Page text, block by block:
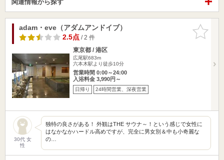
関連情報から探す
お気に入
りに追加
adam・eve（アダムアンドイブ）
2.5点/ 2 件
東京都 / 港区
広尾駅683m
六本木駅より徒歩10分
営業時間 0:00～24:00
入浴料金 3,990円～
日帰り 24時間営業、深夜営業
30代 女
性
独特の良さがある！ 外観はTHE サウナ～！という感じで女性に
はなかなかハードル高めですが、完全に男女別＆中も小奇麗な
の…